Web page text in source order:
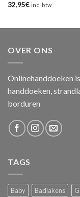
32,95€ incl btw
OVER ONS
Onlinehanddoeken
handdoeken,
borduren
TAGS
Baby Badlakens